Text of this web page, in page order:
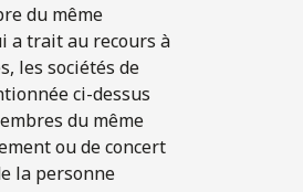
du même
a trait au recours à
les sociétés de
ci-dessus
du même
ou de concert
la personne